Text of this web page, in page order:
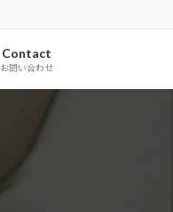
Contact
お問い合わせ